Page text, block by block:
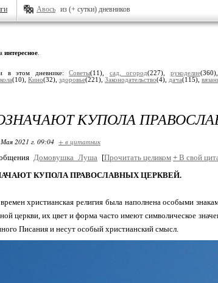
Авось из (+ сутки) дневников
интересное
в этом дневнике:Советы(11), сад, огород(227), рукоделие
(10), Кино(32), здоровье(221), Законодательство(4), дача(115),
КУПОЛА
2021 г. 09:04 + в цитатник
Домовушка_Луша [Прочитать целиком + В свой
КУПОЛА ПРАВОСЛАВНЫХ ЦЕРКВЕЙ.
христианская религия была наполнена особыми
церкви, их цвет и форма часто имеют символическое
Писания и несут особый христианский смысл.